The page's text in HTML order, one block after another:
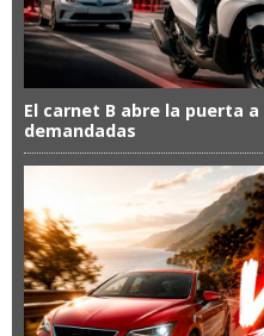
El carnet B abre la puerta
demandadas